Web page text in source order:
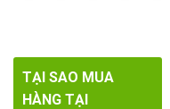
TẠI SAO MUA
HÀNG TẠI